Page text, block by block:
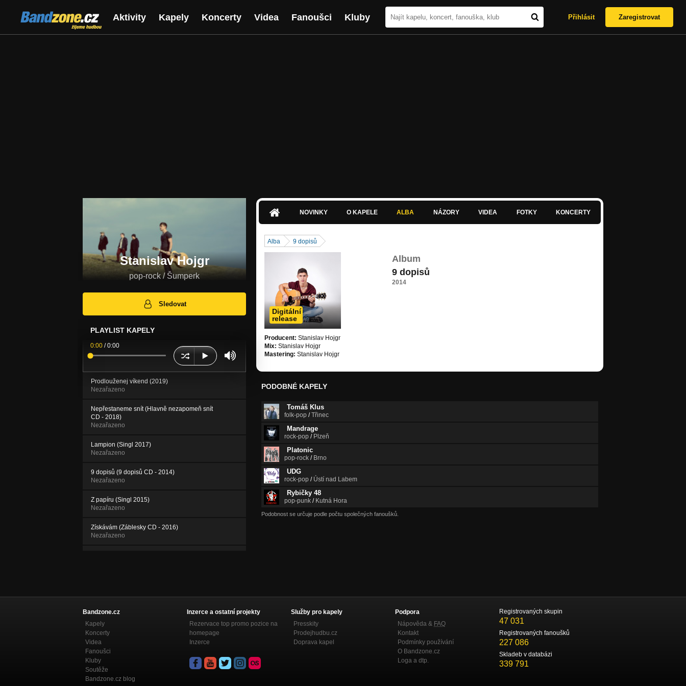
Bandzone.cz
žijeme hudbou
Aktivity Kapely Koncerty Videa Fanoušci Kluby Přihlásit Zaregistrovat
Stanislav Hojgr
pop-rock / Šumperk
Sledovat
PLAYLIST KAPELY
0:00 /0:00
Prodlouženej víkend (2019)
Nezařazeno
Nepřestaneme snít (Hlavně nezapomeň snít
CD - 2018)
Nezařazeno
Lampion (Singl 2017)
Nezařazeno
9 dopisů (9 dopisů CD - 2014)
Nezařazeno
Z papíru (Singl 2015)
Nezařazeno
Získávám (Záblesky CD - 2016)
Nezařazeno
NOVINKY O KAPELE ALBA NÁZORY VIDEA FOTKY KONCERTY
Alba 9 dopisů
Digitální
release
Producent: Stanislav Hojgr
Mix: Stanislav Hojgr
Mastering: Stanislav Hojgr
Album
9 dopisů
2014
PODOBNÉ KAPELY
Tomáš Klus
folk-pop /Třinec
Mandrage
rock-pop / Plzeň
Platonic
pop-rock / Brno
UDG
rock-pop / Ústí nad Labem
Rybičky 48
pop-punk / Kutná Hora
Podobnost se určuje podle počtu společných fanoušků.
Bandzone.cz
Kapely
Koncerty
Videa
Fanoušci
Kluby
Soutěže
Bandzone.cz blog
Inzerce a ostatní projekty
Rezervace top promo pozice na
homepage
Inzerce
Služby pro kapely
Presskity
Prodejhudbu.cz
Doprava kapel
Podpora
Nápověda & FAQ
Kontakt
Podmínky používání
O Bandzone.cz
Loga a dtp.
Registrovaných skupin
47 031
Registrovaných fanoušků
227 086
Skladeb v databázi
339 791